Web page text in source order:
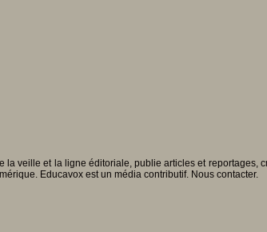
la veille et la ligne éditoriale, publie articles et reportages,
Educavox est un média contributif. Nous contacter.